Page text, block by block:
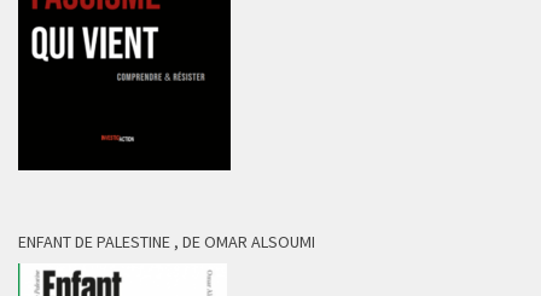
ENFANT DE PALESTINE , DE OMAR ALSOUMI